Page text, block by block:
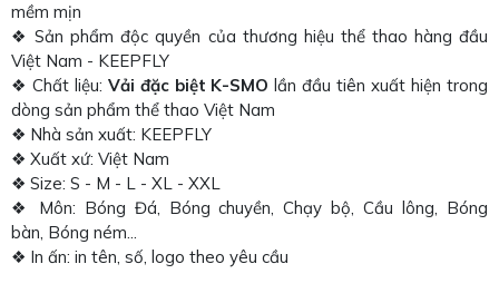
mềm mịn
❖ Sản phẩm độc quyền của thương hiệu thể thao hàng đầu
Việt Nam - KEEPFLY
❖ Chất liệu: Vải đặc biệt K-SMO lần đầu tiên xuất hiện trong
dòng sản phẩm thể thao Việt Nam
❖ Nhà sản xuất: KEEPFLY
❖ Xuất xứ: Việt Nam
❖ Size: S - M - L - XL - XXL
❖ Môn: Bóng Đá, Bóng chuyền, Chạy bộ, Cầu lông, Bóng
bàn, Bóng ném...
❖ In ấn: in tên, số, logo theo yêu cầu